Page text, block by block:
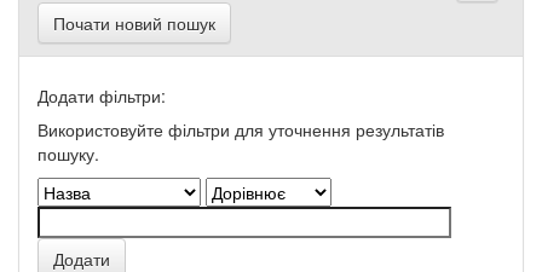
Почати новий пошук
Додати фільтри:
Використовуйте фільтри для уточнення результатів
пошуку.